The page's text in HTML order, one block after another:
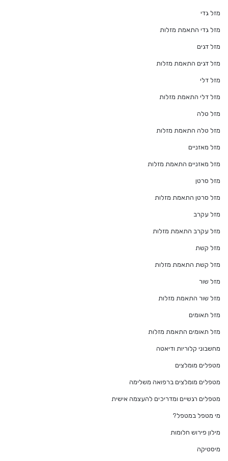
מזל גדי
מזל גדי התאמת מזלות
מזל דגים
מזל דגים התאמת מזלות
מזל דלי
מזל דלי התאמת מזלות
מזל טלה
מזל טלה התאמת מזלות
מזל מאזניים
מזל מאזניים התאמת מזלות
מזל סרטן
מזל סרטן התאמת מזלות
מזל עקרב
מזל עקרב התאמת מזלות
מזל קשת
מזל קשת התאמת מזלות
מזל שור
מזל שור התאמת מזלות
מזל תאומים
מזל תאומים התאמת מזלות
מחשבוני קלוריות ודיאטה
מטפלים מומלצים
מטפלים מומלצים ברפואה משלימה
מטפלים רגשיים ומדריכים להעצמה אישית
מי מטפל במטפל?
מילון פירוש חלומות
מיסטיקה